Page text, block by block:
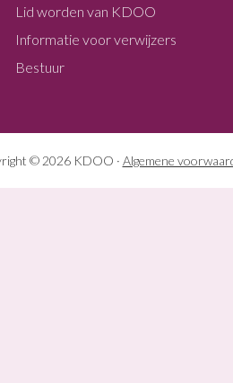
Lid worden van KDOO
Informatie voor verwijzers
Bestuur
© 2026 KDOO · Algemene